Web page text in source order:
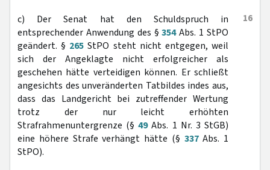
16
c) Der Senat hat den Schuldspruch in
entsprechender Anwendung des §354Abs. 1 StPO
geändert. § 265 StPO steht nicht entgegen, weil
sich der Angeklagte nicht erfolgreicher als
geschehen hätte verteidigen können. Er schließt
angesichts des unveränderten Tatbildes indes aus,
dass das Landgericht bei zutreffender Wertung
trotz der nur leicht erhöhten
Strafrahmenuntergrenze (§49Abs. 1 Nr. 3 StGB)
eine höhere Strafe verhängt hätte (§ 337Abs. 1
StPO).